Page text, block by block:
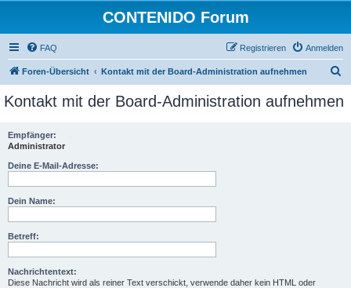
CONTENIDO Forum
FAQ Anmelden
Registrieren
Foren-Übersicht Kontakt mit der Board-Administration aufnehmen
c
Kontakt mit der Board-Administration aufnehmen
Empfänger:
Administrator
Deine E-Mail-Adresse:
Dein Name:
Betreff:
Nachrichtentext:
Diese Nachricht wird als reiner Text verschickt, verwende daher kein HTML oder